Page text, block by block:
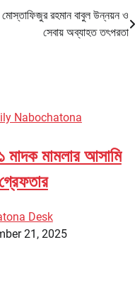
মোস্তাফিজুর রহমান বাবুল উন্নয়ন ও
সেবায় অব্যাহত তৎপরতা
Nabochatona
মাদক মামলার আসামি
Desk
21, 2025